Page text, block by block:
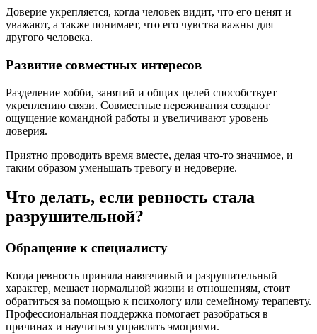
Доверие укрепляется, когда человек видит, что его ценят и
уважают, а также понимает, что его чувства важны для
другого человека.
Развитие совместных интересов
Разделение хобби, занятий и общих целей способствует
укреплению связи. Совместные переживания создают
ощущение командной работы и увеличивают уровень
доверия.
Приятно проводить время вместе, делая что-то значимое, и
таким образом уменьшать тревогу и недоверие.
Что делать, если ревность стала
разрушительной?
Обращение к специалисту
Когда ревность приняла навязчивый и разрушительный
характер, мешает нормальной жизни и отношениям, стоит
обратиться за помощью к психологу или семейному терапевту.
Профессиональная поддержка помогает разобраться в
причинах и научиться управлять эмоциями.